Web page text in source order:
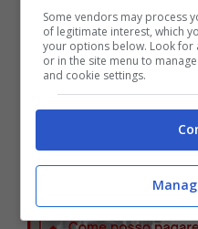
Cosa
come
Some vendors may process
of legitimate interest, which
your options below. Look for
or in the site menu to
and cookie settings.